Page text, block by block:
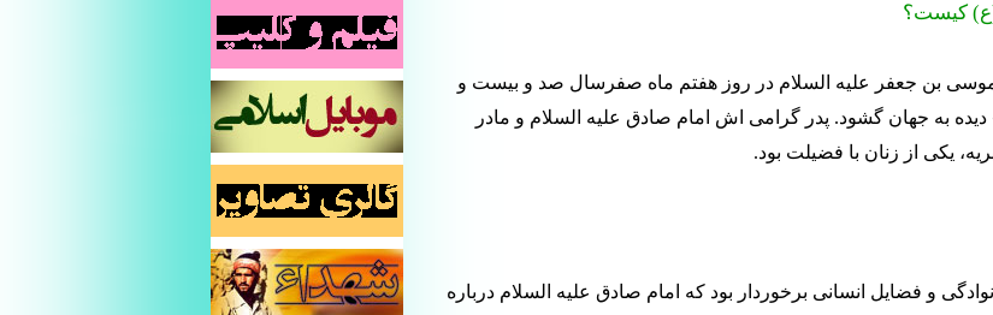
کیست؟
بن جعفر علیه السلام در روز هفتم ماه صفرسال صد و بیست و
به جهان گشود. پدر گرامی اش امام صادق علیه السلام و مادر
یکی از زنان با فضیلت بود.
و فضایل انسانی برخوردار بود که امام صادق علیه السلام درباره